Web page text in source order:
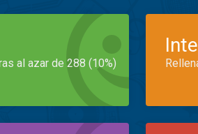
al azar de 288 (10%)